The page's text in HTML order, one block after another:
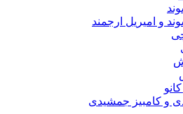
و امیریل ارجمند
و کامبیز جمشیدی